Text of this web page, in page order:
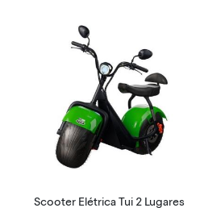
Scooter Elétrica Tui 2 Lugares